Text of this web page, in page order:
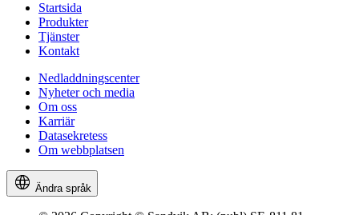
Startsida
Produkter
Tjänster
Kontakt
Nedladdningscenter
Nyheter och media
Om oss
Karriär
Datasekretess
Om webbplatsen
Ändra språk